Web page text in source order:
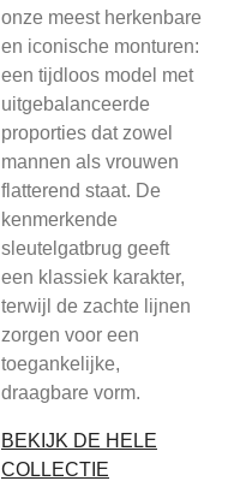
onze meest herkenbare
en iconische monturen:
een tijdloos model met
uitgebalanceerde
proporties dat zowel
mannen als vrouwen
flatterend staat. De
kenmerkende
sleutelgatbrug geeft
een klassiek karakter,
terwijl de zachte lijnen
zorgen voor een
toegankelijke,
draagbare vorm.
BEKIJK DE HELE
COLLECTIE